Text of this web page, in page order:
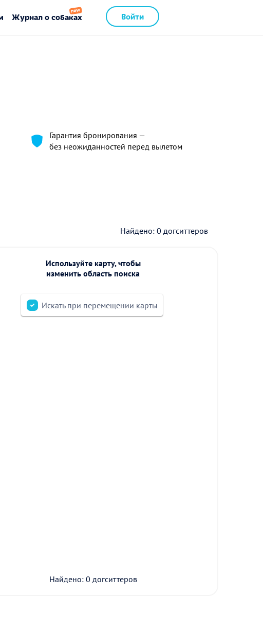
Войти
Журнал о собаках
Гарантия бронирования —
без неожиданностей перед вылетом
Найдено: 0 догситтеров
Используйте карту, чтобы
изменить область поиска
Искать при перемещении карты
Найдено: 0 догситтеров